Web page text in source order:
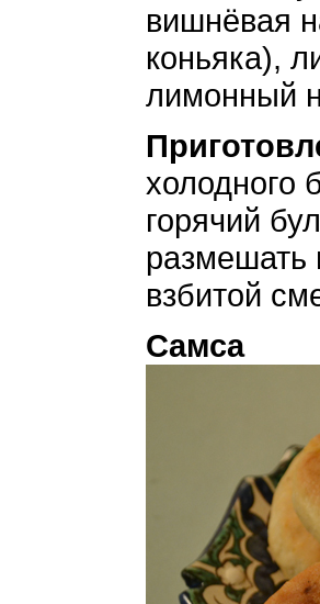
вишнёвая
коньяка),
лимонный
холодного
горячий
размешать
взбитой
Самса